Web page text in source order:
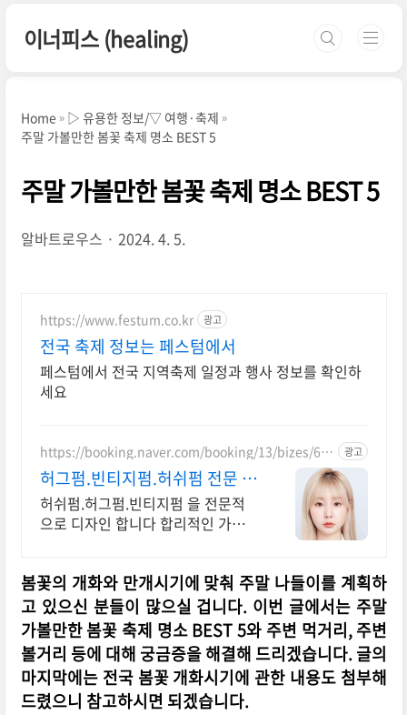
이너피스 (healing)
Home
▷ 유용한 정보/▽ 여행·축제
주말 가볼만한 봄꽃 축제 명소 BEST 5
주말 가볼만한 봄꽃 축제 명소 BEST 5
알바트로우스 2024. 4. 5.
https://www.festum.co.kr 광고
전국 축제 정보는 페스텀에서
페스텀에서 전국 지역축제 일정과 행사 정보를 확인하
세요
https://booking.naver.com/booking/13/bizes/68
8033
광고
허그펌.빈티지펌.허쉬펌 전문 퍼
스널컬러 전문점 분위기컬러
허쉬펌.허그펌.빈티지펌 을 전문적
으로 디자인 합니다 합리적인 가격
봄꽃의 개화와 만개시기에 맞춰 주말 나들이를 계획하
고 있으신 분들이 많으실 겁니다. 이번 글에서는 주말
가볼만한 봄꽃 축제 명소 BEST 5와 주변 먹거리, 주변
볼거리 등에 대해 궁금증을 해결해 드리겠습니다. 글의
마지막에는 전국 봄꽃 개화시기에 관한 내용도 첨부해
드렸으니 참고하시면 되겠습니다.